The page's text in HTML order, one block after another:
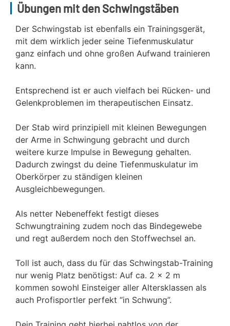
Übungen mit den Schwingstäben
Der Schwingstab ist ebenfalls ein Trainingsgerät,
mit dem wirklich jeder seine Tiefenmuskulatur
ganz einfach und ohne großen Aufwand trainieren
kann.
Entsprechend ist er auch vielfach bei Rücken- und
Gelenkproblemen im therapeutischen Einsatz.
Der Stab wird prinzipiell mit kleinen Bewegungen
der Arme in Schwingung gebracht und durch
weitere kurze Impulse in Bewegung gehalten.
Dadurch zwingst du deine Tiefenmuskulatur im
Oberkörper zu ständigen kleinen
Ausgleichbewegungen.
Als netter Nebeneffekt festigt dieses
Schwungtraining zudem noch das Bindegewebe
und regt außerdem noch den Stoffwechsel an.
Toll ist auch, dass du für das Schwingstab-Training
nur wenig Platz benötigst: Auf ca. 2 x 2 m
kommen sowohl Einsteiger aller Altersklassen als
auch Profisportler perfekt “in Schwung”.